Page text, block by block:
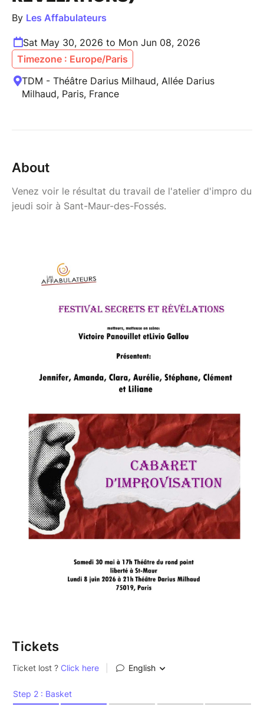
By Les Affabulateurs
Sat May 30, 2026 to Mon Jun 08, 2026
Timezone : Europe/Paris
TDM - Théâtre Darius Milhaud, Allée Darius
Milhaud, Paris, France
About
Venez voir le résultat du travail de l'atelier d'impro du
jeudi soir à Sant-Maur-des-Fossés.
Tickets